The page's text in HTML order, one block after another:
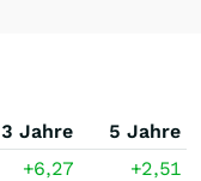
3 Jahre
5 Jahre
+6,27
+2,51